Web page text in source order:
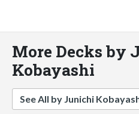
More Decks by
Kobayashi
See All by Junichi